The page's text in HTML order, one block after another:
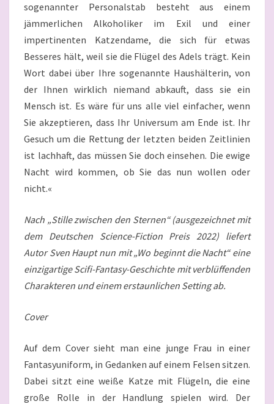
sogenannter Personalstab besteht aus einem
jämmerlichen Alkoholiker im Exil und einer
impertinenten Katzendame, die sich für etwas
Besseres hält, weil sie die Flügel des Adels trägt. Kein
Wort dabei über Ihre sogenannte Haushälterin, von
der Ihnen wirklich niemand abkauft, dass sie ein
Mensch ist. Es wäre für uns alle viel einfacher, wenn
Sie akzeptieren, dass Ihr Universum am Ende ist. Ihr
Gesuch um die Rettung der letzten beiden Zeitlinien
ist lachhaft, das müssen Sie doch einsehen. Die ewige
Nacht wird kommen, ob Sie das nun wollen oder
nicht.«
Nach „Stille zwischen den Sternen“ (ausgezeichnet mit
dem Deutschen Science-Fiction Preis 2022) liefert
Autor Sven Haupt nun mit „Wo beginnt die Nacht“ eine
einzigartige Scifi-Fantasy-Geschichte mit verblüffenden
Charakteren und einem erstaunlichen Setting ab.
Cover
Auf dem Cover sieht man eine junge Frau in einer
Fantasyuniform, in Gedanken auf einem Felsen sitzen.
Dabei sitzt eine weiße Katze mit Flügeln, die eine
große Rolle in der Handlung spielen wird. Der